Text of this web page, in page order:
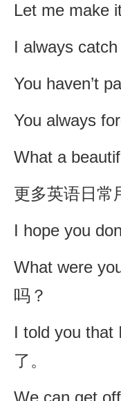
Let me make
I always
You haven’t
You always
What a
更多英语日常
I hope you
What were
吗？
I told you that
了。
We can get